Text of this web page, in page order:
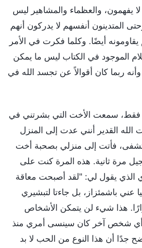
لا يفهمون، والعظماء والمشاهير ليس
المتدينون أنفسهم لا يدركون أنهم
يقاومونه أيضًا. وكلما فكرت في الأمر
الموجود في الكتاب ليس ما يمكن
ربما كان أقوالاً عن تجسد الله في
فقط، سمعت الأخت التي بشرتني في
الله القدير أنني عدت إلى المنزل
فأتت إلى منزلي بصحبة أخت
مرة ثانية. هذه المرة كنت على
الذي يقول لي: "لقد أصبحت معاقة
عني باشمئزاز، بل جاءتا لتبشيري
هذا شيء لن يتمكن الأشخاص
أي شخص آخر كان سينسى أمري منذ
جدًا أن هذا النوع من الحب لا بد